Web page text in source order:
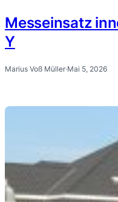
Messeinsatz
Y
Marius Voß Müller·Mai 5, 2026